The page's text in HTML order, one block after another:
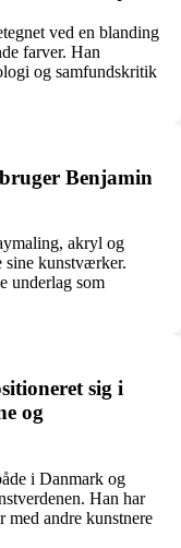
ved en blanding
farver. Han
og samfundskritik
Benjamin
akryl og
sine kunstværker.
underlag som
sig i
og
i Danmark og
Han har
med andre kunstnere